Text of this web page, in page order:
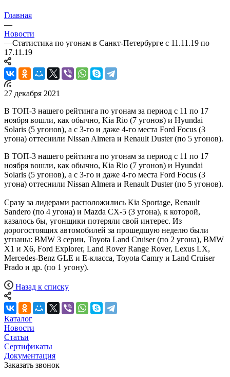
Главная
—
Новости
—Статистика по угонам в Санкт-Петербурге с 11.11.19 по
17.11.19
27 декабря 2021
В ТОП-3 нашего рейтинга по угонам за период с 11 по 17
ноября вошли, как обычно, Kia Rio (7 угонов) и Hyundai
Solaris (5 угонов), а с 3-го и даже 4-го места Ford Focus (3
угона) оттеснили Nissan Almera и Renault Duster (по 5 угонов).
В ТОП-3 нашего рейтинга по угонам за период с 11 по 17
ноября вошли, как обычно, Kia Rio (7 угонов) и Hyundai
Solaris (5 угонов), а с 3-го и даже 4-го места Ford Focus (3
угона) оттеснили Nissan Almera и Renault Duster (по 5 угонов).
Сразу за лидерами расположились Kia Sportage, Renault
Sandero (по 4 угона) и Mazda CX-5 (3 угона), к которой,
казалось бы, угонщики потеряли свой интерес. Из
дорогостоящих автомобилей за прошедшую неделю были
угнаны: BMW 3 серии, Toyota Land Cruiser (по 2 угона), BMW
X1 и X6, Ford Explorer, Land Rover Range Rover, Lexus LX,
Mercedes-Benz GLE и E-класса, Toyota Camry и Land Cruiser
Prado и др. (по 1 угону).
Назад к списку
Каталог
Новости
Статьи
Сертификаты
Документация
Заказать звонок